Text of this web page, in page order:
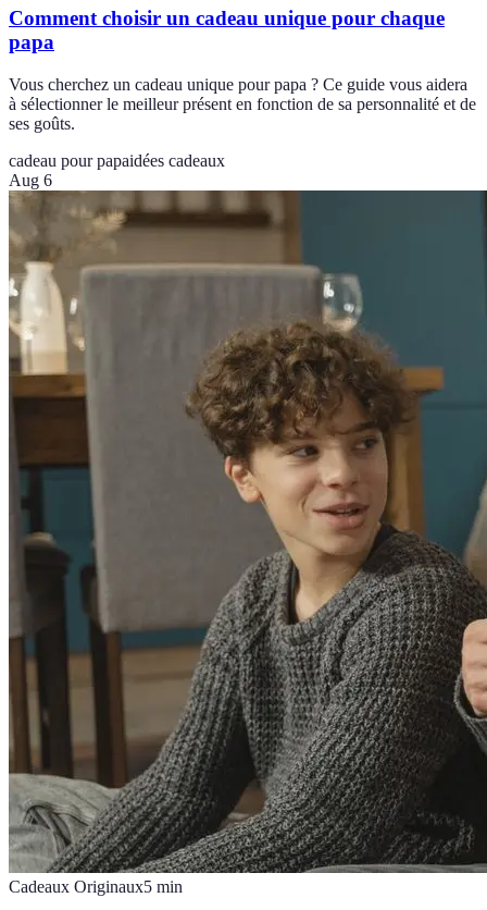
Comment choisir un cadeau unique pour chaque
papa
Vous cherchez un cadeau unique pour papa ? Ce guide vous aidera
à sélectionner le meilleur présent en fonction de sa personnalité et de
ses goûts.
cadeau pour papaidées cadeaux
Aug 6
Cadeaux Originaux5 min